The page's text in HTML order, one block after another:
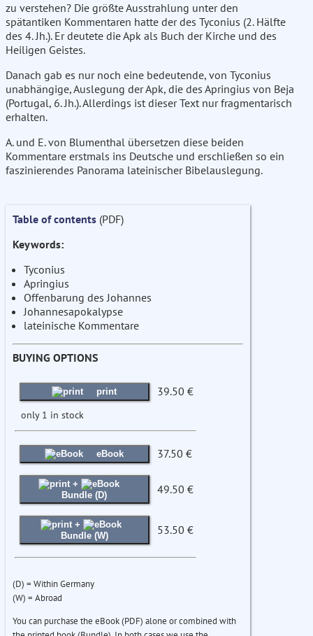
zu verstehen? Die größte Ausstrahlung unter den
spätantiken Kommentaren hatte der des Tyconius (2. Hälfte
des 4. Jh.). Er deutete die Apk als Buch der Kirche und des
Heiligen Geistes.
Danach gab es nur noch eine bedeutende, von Tyconius
unabhängige, Auslegung der Apk, die des Apringius von Beja
(Portugal, 6. Jh.). Allerdings ist dieser Text nur fragmentarisch
erhalten.
A. und E. von Blumenthal übersetzen diese beiden
Kommentare erstmals ins Deutsche und erschließen so ein
faszinierendes Panorama lateinischer Bibelauslegung.
Table of contents (PDF)
Keywords:
Tyconius
Apringius
Offenbarung des Johannes
Johannesapokalypse
lateinische Kommentare
BUYING OPTIONS
print 39.50 €
only 1 in stock
eBook 37.50 €
+
Bundle (D)
49.50 €
+
Bundle (W)
53.50 €
(D) = Within Germany
(W) = Abroad
You can purchase the eBook (PDF) alone or combined with